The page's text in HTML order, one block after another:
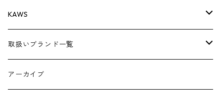
コラボレーション
×THE NORTH FACE
×COMME des GARCONS
シーズンアイテム
26SS
BOX LOGOアイテム
小物
シューズ
小物
バッグ
シューズ
小物
キャップ・ハット
バッグ
シューズ
パンツ
キャップ
バッグ
ジャケット
パンツ
キャップ・ハット
シャツ
ジャケット
パンツ
AIR JORDAN 3
ロンTEE
スウェット/ニット
ジャケット
Tシャツ
ロンTEE
スウェット/ニット
KAWS
アパレル
小物
取扱いブランド一覧
A
アーカイブ